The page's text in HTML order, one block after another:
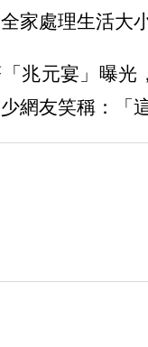
家處理生活大
兆元宴」曝光
網友笑稱：「